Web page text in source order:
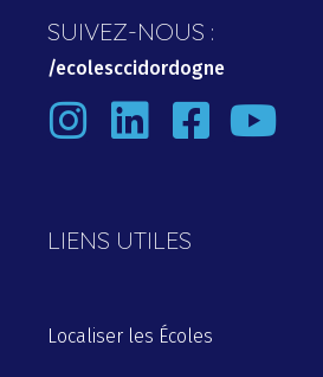
SUIVEZ-NOUS :
/ecolesccidordogne
LIENS UTILES
Localiser les Écoles